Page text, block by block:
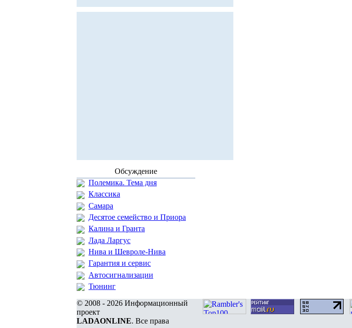
Обсуждение
Полемика. Тема дня
Классика
Самара
Десятое семейство и Приора
Калина и Гранта
Лада Ларгус
Нива и Шевроле-Нива
Гарантия и сервис
Автосигнализации
Тюнинг
© 2008 - 2026 Информационный
проект
LADAONLINE. Все права